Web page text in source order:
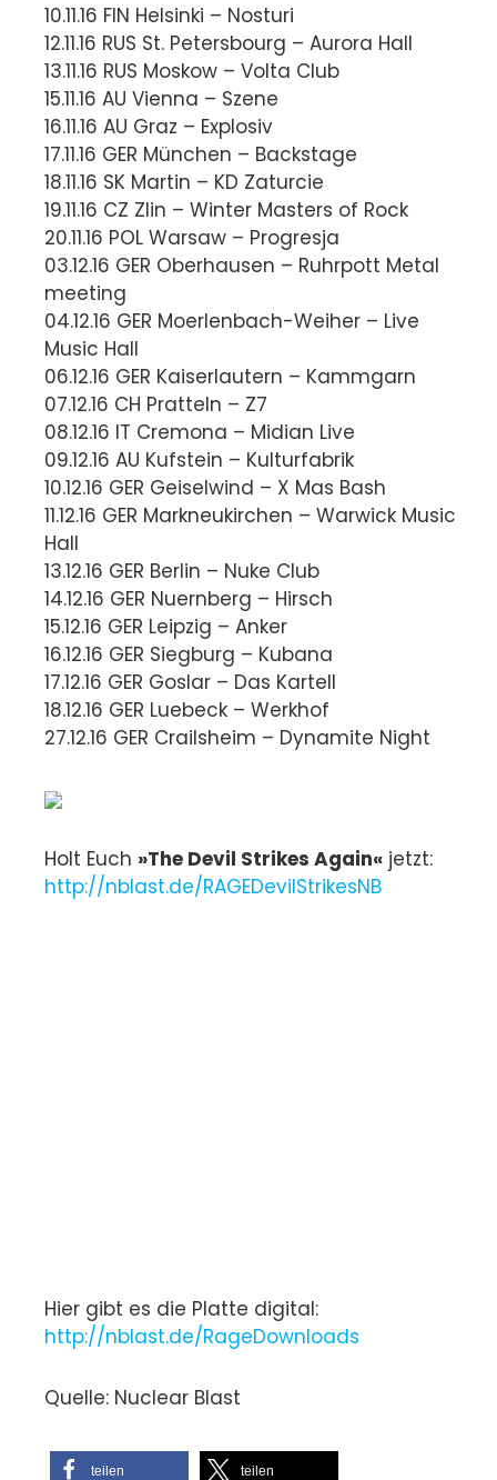
10.11.16 FIN Helsinki – Nosturi
12.11.16 RUS St. Petersbourg – Aurora Hall
13.11.16 RUS Moskow – Volta Club
15.11.16 AU Vienna – Szene
16.11.16 AU Graz – Explosiv
17.11.16 GER München – Backstage
18.11.16 SK Martin – KD Zaturcie
19.11.16 CZ Zlin – Winter Masters of Rock
20.11.16 POL Warsaw – Progresja
03.12.16 GER Oberhausen – Ruhrpott Metal
meeting
04.12.16 GER Moerlenbach-Weiher – Live
Music Hall
06.12.16 GER Kaiserlautern – Kammgarn
07.12.16 CH Pratteln – Z7
08.12.16 IT Cremona – Midian Live
09.12.16 AU Kufstein – Kulturfabrik
10.12.16 GER Geiselwind – X Mas Bash
11.12.16 GER Markneukirchen – Warwick Music
Hall
13.12.16 GER Berlin – Nuke Club
14.12.16 GER Nuernberg – Hirsch
15.12.16 GER Leipzig – Anker
16.12.16 GER Siegburg – Kubana
17.12.16 GER Goslar – Das Kartell
18.12.16 GER Luebeck – Werkhof
27.12.16 GER Crailsheim – Dynamite Night
Holt Euch »The Devil Strikes Again« jetzt:
http://nblast.de/RAGEDevilStrikesNB
Hier gibt es die Platte digital:
http://nblast.de/RageDownloads
Quelle: Nuclear Blast
teilen teilen